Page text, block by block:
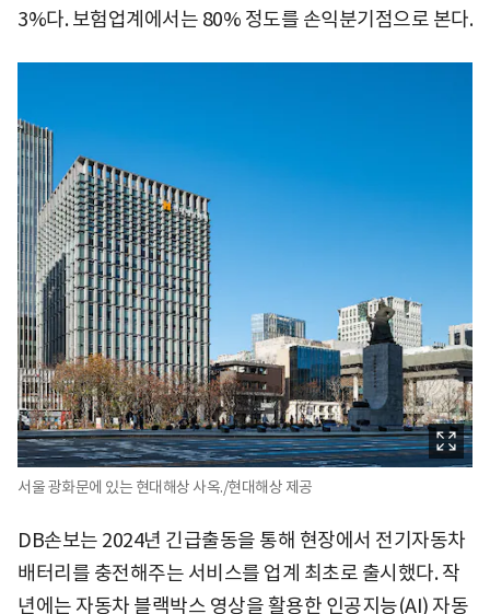
3%다. 보험업계에서는 80% 정도를 손익분기점으로 본다.
서울 광화문에 있는 현대해상 사옥./현대해상 제공
DB손보는 2024년 긴급출동을 통해 현장에서 전기자동차
배터리를 충전해주는 서비스를 업계 최초로 출시했다. 작
년에는 자동차 블랙박스 영상을 활용한 인공지능(AI) 자동